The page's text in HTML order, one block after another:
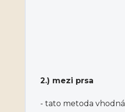
2.) mezi prsa
- tato metoda